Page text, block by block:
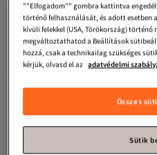
""Elfogadom"" gombra kattintva
történő felhasználását, és adott esetben
kívüli felekkel (USA, Törökország)
megváltoztathatod a Beállítások
hozzá, csak a technikailag szükséges
kérjük, olvasd el az adatvédelmi
Összes
Sütik